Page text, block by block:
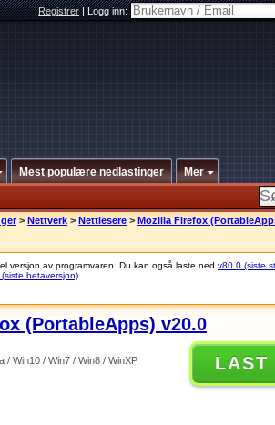
Registrer|Logg inn:
Mest populære nedlastinger Mer
> Nettverk > Nettlesere > Mozilla Firefox
versjon av programvaren. Du kan også laste ned v80.0 (siste
betaversjon)
(PortableApps) v20.0
/ Win10 / Win7 / Win8 / WinXP LAST